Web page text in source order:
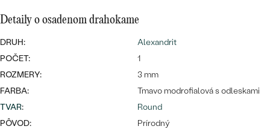
Wave kolekcia
OBJAVIŤ
Detaily o osadenom drahokame
DRUH:
Alexandrit
POČET:
1
ROZMERY:
3 mm
FARBA:
Tmavo modrofialová s odleskami
TVAR:
Round
PÔVOD:
Prírodný